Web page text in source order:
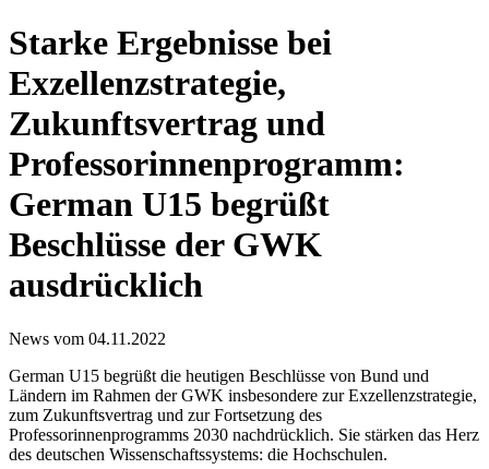
Starke Ergebnisse bei
Exzellenzstrategie,
Zukunftsvertrag und
Professorinnenprogramm:
German U15 begrüßt
Beschlüsse der GWK
ausdrücklich
News vom 04.11.2022
German U15 begrüßt die heutigen Beschlüsse von Bund und
Ländern im Rahmen der GWK insbesondere zur Exzellenzstrategie,
zum Zukunftsvertrag und zur Fortsetzung des
Professorinnenprogramms 2030 nachdrücklich. Sie stärken das Herz
des deutschen Wissenschaftssystems: die Hochschulen.